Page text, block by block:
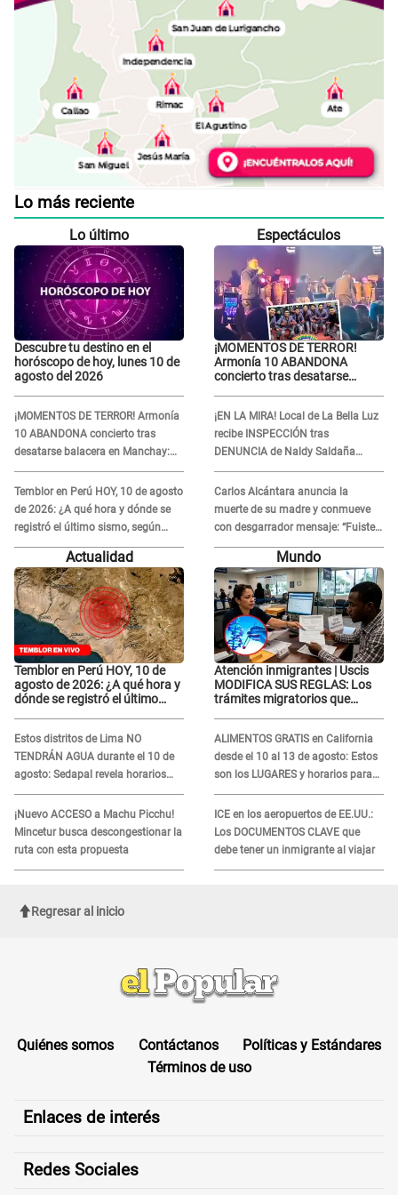
Lo más reciente
Lo último
Descubre tu destino en el
horóscopo de hoy, lunes 10 de
agosto del 2026
¡MOMENTOS DE TERROR! Armonía
10 ABANDONA concierto tras
desatarse balacera en Manchay:
Exponen impactantes imágenes
Temblor en Perú HOY, 10 de agosto
de 2026: ¿A qué hora y dónde se
registró el último sismo, según
IGP?
Espectáculos
¡MOMENTOS DE TERROR!
Armonía 10 ABANDONA
concierto tras desatarse
imágenes
¡EN LA MIRA! Local de La Bella Luz
recibe INSPECCIÓN tras
DENUNCIA de Naldy Saldaña
contra el exdirector César Sánchez
Carlos Alcántara anuncia la
muerte de su madre y conmueve
con desgarrador mensaje: “Fuiste
una gran mujer”
Actualidad
Temblor en Perú HOY, 10 de
agosto de 2026: ¿A qué hora y
dónde se registró el último
Estos distritos de Lima NO
TENDRÁN AGUA durante el 10 de
agosto: Sedapal revela horarios
oficiales
¡Nuevo ACCESO a Machu Picchu!
Mincetur busca descongestionar la
ruta con esta propuesta
Mundo
Atención inmigrantes | Uscis
MODIFICA SUS REGLAS: Los
trámites migratorios que
ALIMENTOS GRATIS en California
desde el 10 al 13 de agosto: Estos
son los LUGARES y horarios para
recibir la ayuda
ICE en los aeropuertos de EE.UU.:
Los DOCUMENTOS CLAVE que
debe tener un inmigrante al viajar
Regresar al inicio
Quiénes somos Contáctanos
Políticas y Estándares
Términos de uso
Enlaces de interés
Redes Sociales